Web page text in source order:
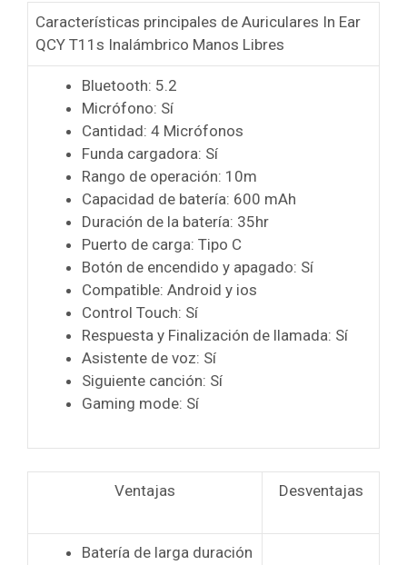
Características principales de Auriculares In Ear
QCY T11s Inalámbrico Manos Libres
Bluetooth: 5.2
Micrófono: Sí
Cantidad: 4 Micrófonos
Funda cargadora: Sí
Rango de operación: 10m
Capacidad de batería: 600 mAh
Duración de la batería: 35hr
Puerto de carga: Tipo C
Botón de encendido y apagado: Sí
Compatible: Android y ios
Control Touch: Sí
Respuesta y Finalización de llamada: Sí
Asistente de voz: Sí
Siguiente canción: Sí
Gaming mode: Sí
Ventajas Desventajas
Batería de larga duración